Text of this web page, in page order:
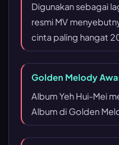
Digunakan sebagai
resmi MV
cinta paling hangat
Golden Melody
AlbumYeh Hui-Mei
Album di Golden